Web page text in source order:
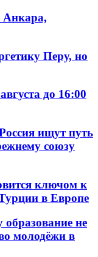
Анкара,
Перу, но
до 16:00
ищут путь
союзу
ключом к
в Европе
не
молодёжи в